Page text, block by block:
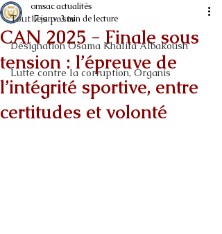
Tout les posts
Désignation Osama Khalifa Albakoush
Lutte contre la corruption, Organis
CAN 2025 - Finale sous
tension : l’épreuve de
l’intégrité sportive, entre
certitudes et volonté
omsac actualités
17 janv.3 min de lecture